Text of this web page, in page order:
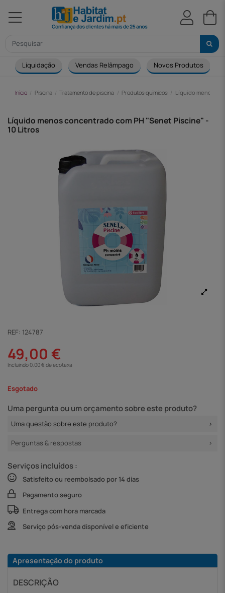
Liquidação Vendas Relâmpago Novos Produtos
Início Piscina Tratamento de piscina Produtos químicos Líquido menos
Líquido menos concentrado com PH "Senet Piscine" -
10 Litros
REF: 124787
49,00 €
Incluindo 0,00 € de ecotaxa
Esgotado
Uma pergunta ou um orçamento sobre este produto?
Uma questão sobre este produto?
Perguntas & respostas
Serviços incluídos :
Satisfeito ou reembolsado por 14 dias
Pagamento seguro
Entrega com hora marcada
Serviço pós-venda disponível e eficiente
Apresentação do produto
DESCRIÇÃO